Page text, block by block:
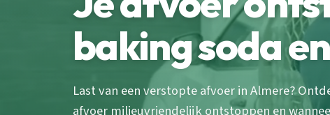
baking soda
Last van een verstopte afvoer in Almere?
afvoer milieuvriendelijk ontstoppen en